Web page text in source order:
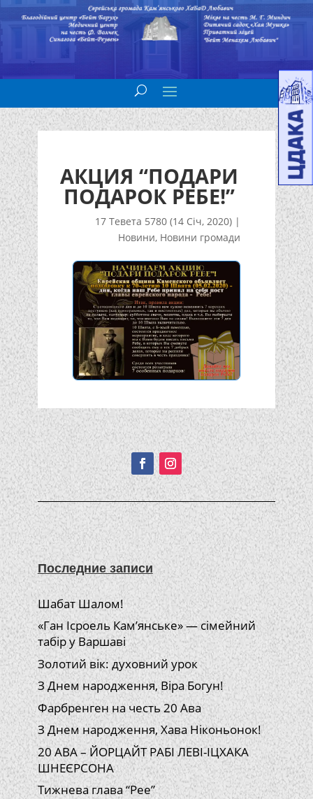
АКЦИЯ “ПОДАРИ
ПОДАРОК РЕБЕ!”
17 Тевета 5780 (14 Січ, 2020) |
Новини, Новини громади
Подписывайтесь!
Последние записи
Шабат Шалом!
«Ган Ісроель Кам’янське» — сімейний
табір у Варшаві
Золотий вік: духовний урок
З Днем народження, Віра Богун!
Фарбренген на честь 20 Ава
З Днем народження, Хава Ніконьонок!
20 АВА – ЙОРЦАЙТ РАБІ ЛЕВІ-ІЦХАКА
ШНЕЄРСОНА
Тижнева глава “Рее”